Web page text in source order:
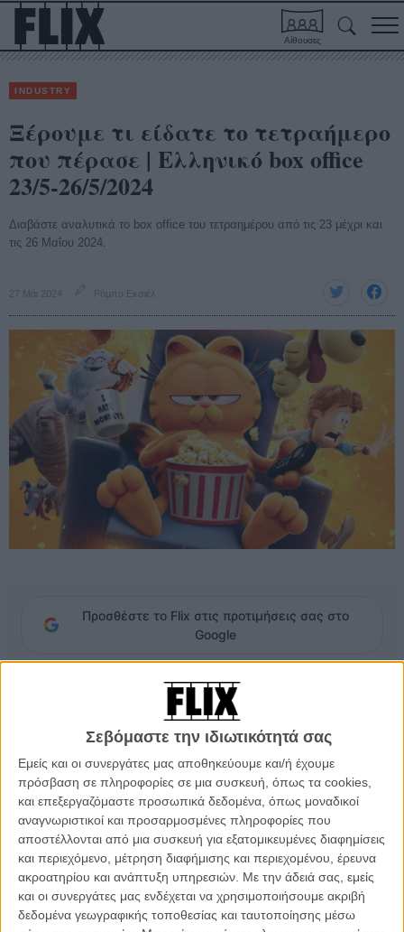
Σεβόμαστε την ιδιωτικότητά σας
Εμείς και οι συνεργάτες μας αποθηκεύουμε και/ή έχουμε
πρόσβαση σε πληροφορίες σε μια συσκευή, όπως τα cookies,
και επεξεργαζόμαστε προσωπικά δεδομένα, όπως μοναδικοί
αναγνωριστικοί και προσαρμοσμένες πληροφορίες που
αποστέλλονται από μια συσκευή για εξατομικευμένες διαφημίσεις
και περιεχόμενο, μέτρηση διαφήμισης και περιεχομένου, έρευνα
ακροατηρίου και ανάπτυξη υπηρεσιών. Με την άδειά σας, εμείς
και οι συνεργάτες μας ενδέχεται να χρησιμοποιήσουμε ακριβή
δεδομένα γεωγραφικής τοποθεσίας και ταυτοποίησης μέσω
Αίθουσες
INDUSTRY
Ξέρουμε τι είδατε το τετραήμερο
που πέρασε | Ελληνικό box office
23/5-26/5/2024
Διαβάστε αναλυτικά το box office του τετραημέρου από τις 23 μέχρι και
τις 26 Μαΐου 2024.
27 Μάι 2024 Ρόμπυ Εκσιέλ
Προσθέστε το Flix στις προτιμήσεις σας στο
Google
Η πτώση στα εισιτήρια συνεχίζεται, με την βραδινή δροσιά να μην
ευνοεί ακόμα τα θερινά σινεμά και τις αθλητικές Κυριακές να
«κόβουν» από κόσμο. 42.281 εισιτήρια μετρήθηκαν το τελευταίο
κινηματογραφικό τετραήμερο του μήνα, πάνω από 7.000
χαμηλότερα από εκείνα του προηγούμενου.
Τηρουμένων των αναλογιών, συμπαθητικό ντεμπούτο είχαν το
δράμα«Η Τελευταία Συνεδρία του Φρόιντ»με τον Αντονι Χόπκινς, η
κωμωδία«Κενά Αέρος»και το ελληνικό«Μέντιουμ»(551 θεατές σε
5 αίθουσες), ενώ καλά κράτησε και το επίσης εγχώριο
«Πολύδροσο» , που έχει φθάσει τώρα τους 4.117 επισκέπτες σε
περιορισμένο κύκλωμα διανομής.